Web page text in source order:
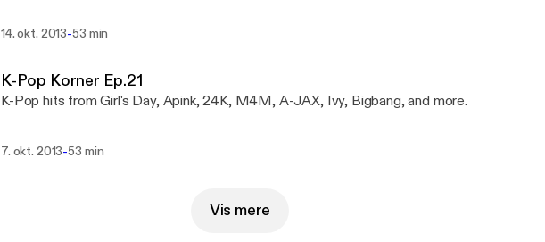
14. okt. 2013-53 min
K-Pop Korner Ep.21
K-Pop hits from Girl's Day, Apink, 24K, M4M, A-JAX, Ivy, Bigbang, and more.
7. okt. 2013-53 min
Vis mere